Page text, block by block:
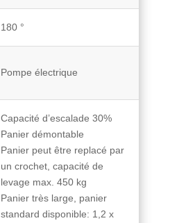
180 °
Pompe électrique
Capacité d’escalade 30%
Panier démontable
Panier peut être replacé par
un crochet, capacité de
levage max. 450 kg
Panier très large, panier
standard disponible: 1,2 x